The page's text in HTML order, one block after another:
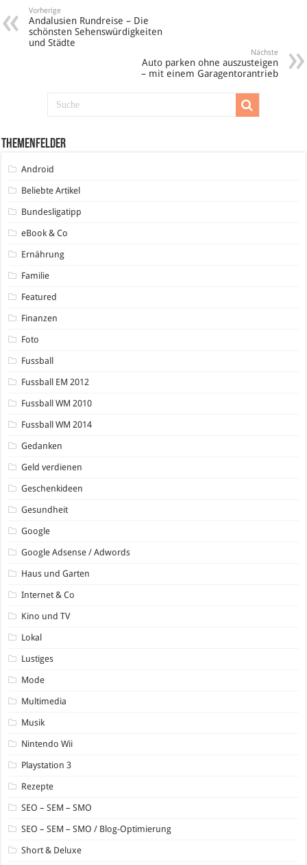
Vorherige
Andalusien Rundreise – Die
schönsten Sehenswürdigkeiten
und Städte
Nächste
Auto parken ohne auszusteigen
– mit einem Garagentorantrieb
Themenfelder
Android
Beliebte Artikel
Bundesligatipp
eBook & Co
Ernährung
Familie
Featured
Finanzen
Foto
Fussball
Fussball EM 2012
Fussball WM 2010
Fussball WM 2014
Gedanken
Geld verdienen
Geschenkideen
Gesundheit
Google
Google Adsense / Adwords
Haus und Garten
Internet & Co
Kino und TV
Lokal
Lustiges
Mode
Multimedia
Musik
Nintendo Wii
Playstation 3
Rezepte
SEO – SEM – SMO
SEO – SEM – SMO / Blog-Optimierung
Short & Deluxe